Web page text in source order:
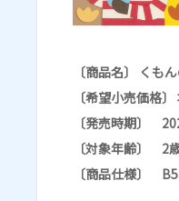
〔商品名〕 くも
〔希望小売価格
〔発売時期〕
〔対象年齢〕 2
〔商品仕様〕